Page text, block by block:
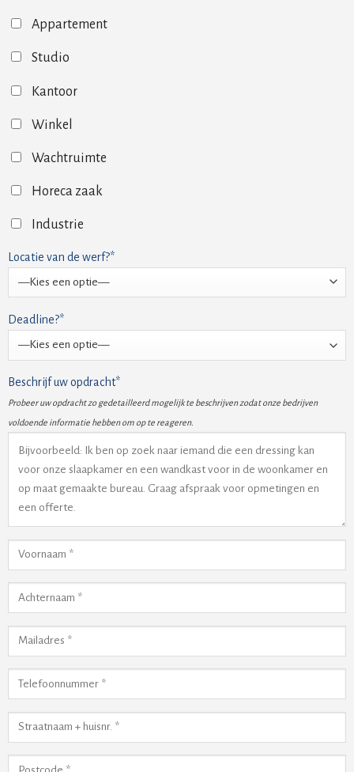
Appartement
Studio
Kantoor
Winkel
Wachtruimte
Horeca zaak
Industrie
Locatie van de werf?*
Deadline?*
Beschrijf uw opdracht*
Probeer uw opdracht zo gedetailleerd mogelijk te beschrijven zodat onze bedrijven
voldoende informatie hebben om op te reageren.